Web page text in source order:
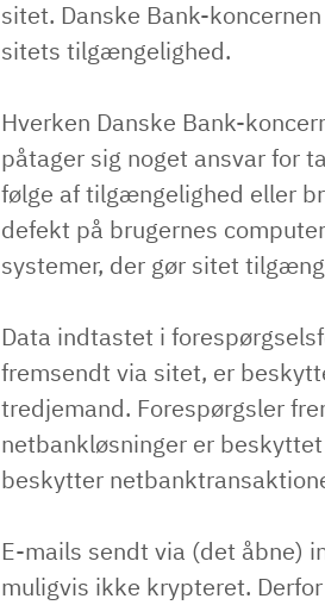
sitet. Danske Bank-
sitets tilgængelighed.
Hverken Danske Bank-
påtager sig noget ansvar for
følge af tilgængelighed eller
defekt på brugernes
systemer, der gør sitet
Data indtastet i
fremsendt via sitet, er
tredjemand. Forespørgsler
netbankløsninger er
beskytter
E-mails sendt via (det åbne)
muligvis ikke krypteret.